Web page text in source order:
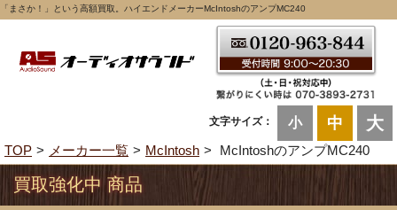
「まさか！」という高額買取。ハイエンドメーカーMcIntoshのアンプMC240
文字サイズ： 小 中 大
TOP メーカー一覧 McIntosh McIntoshのアンプMC240
買取強化中 商品